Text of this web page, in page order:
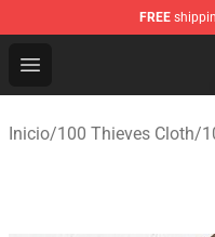
FREE
Open menu
100 Thieves Shop -
Inicio/100 Thieves Cloth/